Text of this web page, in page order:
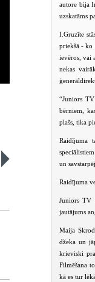
PIEEJAMS
BIBLIOTĒKĀS
autore bija
uzskatāms
I.Gruzīte
priekšā - ko
ievēros, vai
nekas
“Juniors
bērniem,
plašs, tika
Raidījuma
un
Raidījuma
Juniors TV
jautājums
Maija
džeka un
krieviski
Filmēšana
kā es tur